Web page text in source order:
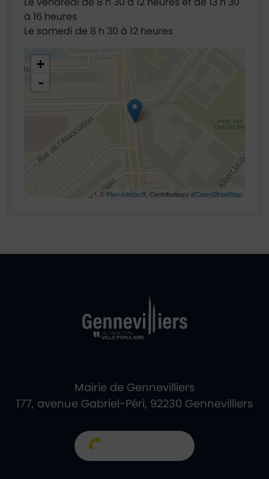
Le vendredi de 8 h 30 à 12 heures et de 13 h 30
à 16 heures
Le samedi de 8 h 30 à 12 heures
48.921696,2.295014
+
-
© Plan-interactif , Contributeurs d'OpenStreetMap
Mairie de Gennevilliers
177, avenue Gabriel-Péri, 92230 Gennevilliers